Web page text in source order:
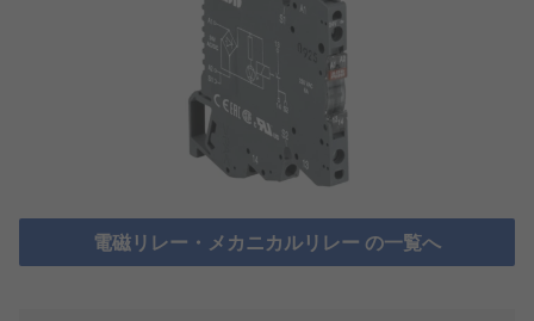
電磁リレー・メカニカルリレー の一覧へ